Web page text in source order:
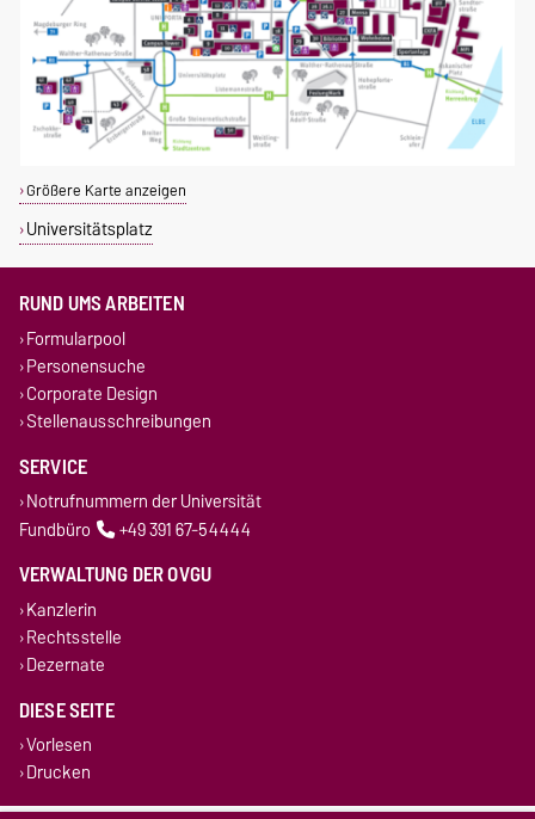
Größere Karte anzeigen
Universitätsplatz
RUND UMS ARBEITEN
Formularpool
Personensuche
Corporate Design
Stellenausschreibungen
SERVICE
Notrufnummern der Universität
Fundbüro
+49 391 67-54444
VERWALTUNG DER OVGU
Kanzlerin
Rechtsstelle
Dezernate
DIESE SEITE
Vorlesen
Drucken